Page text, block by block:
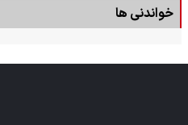
خواندنی ها